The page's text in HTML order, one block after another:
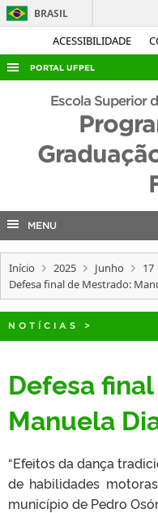
ACESSIBILIDADE
BRASIL
PORTAL UFPEL
ACESSO À INFORMAÇÃO
COBALTO
PORTARIAS
Escola Superior
MENU
Início 2025 Junho
17
Defesa final de Mestrado:
NOTÍCIAS >
Defesa
Manuela
“Efeitos da dança
de habilidades
município de Pedro